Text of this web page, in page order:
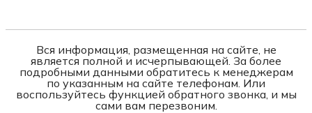
Вся информация, размещенная на сайте, не
является полной и исчерпывающей. За более
подробными данными обратитесь к менеджерам
по указанным на сайте телефонам. Или
воспользуйтесь функцией обратного звонка, и мы
сами вам перезвоним.